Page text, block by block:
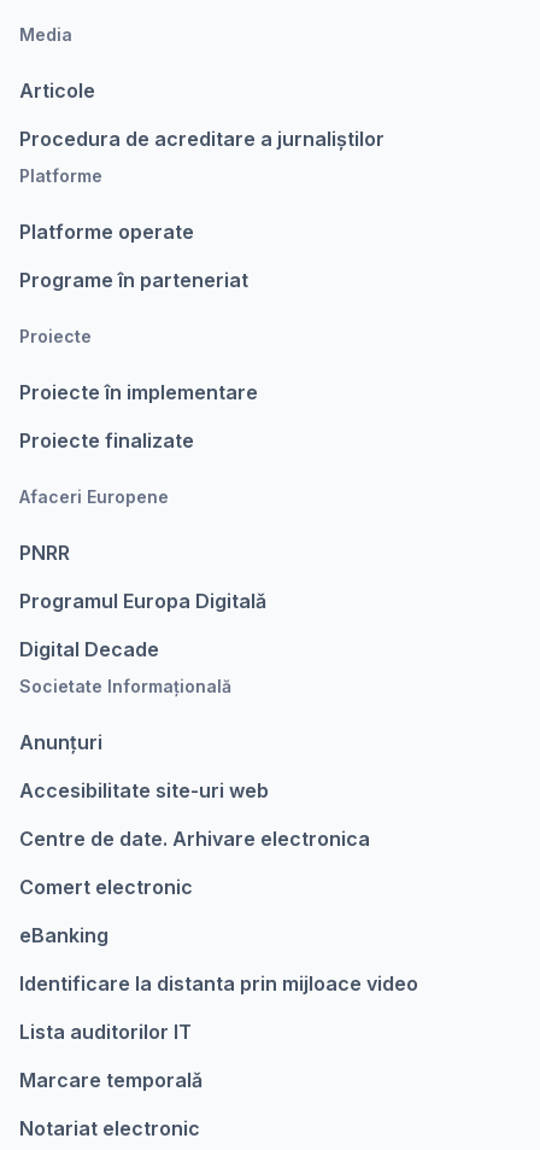
Media
Articole
Procedura de acreditare a jurnaliștilor
Platforme
Platforme operate
Programe în parteneriat
Proiecte
Proiecte în implementare
Proiecte finalizate
Afaceri Europene
PNRR
Programul Europa Digitalǎ
Digital Decade
Societate Informațională
Anunțuri
Accesibilitate site-uri web
Centre de date. Arhivare electronica
Comert electronic
eBanking
Identificare la distanta prin mijloace video
Lista auditorilor IT
Marcare temporalǎ
Notariat electronic